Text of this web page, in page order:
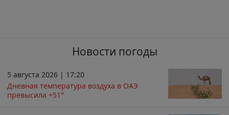
Новости погоды
5 августа 2026 | 17:20
Дневная температура воздуха в ОАЭ
превысила +51°